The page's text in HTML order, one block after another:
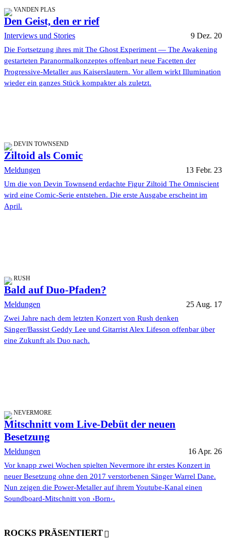
VANDEN PLAS
Den Geist, den er rief
Interviews und Stories 9 Dez. 20
Die Fortsetzung ihres mit The Ghost Experiment — The Awakening
gestarteten Paranormalkonzeptes offenbart neue Facetten der
Progressive-Metaller aus Kaiserslautern. Vor allem wirkt Illumination
wieder ein ganzes Stück kompakter als zuletzt.
DEVIN TOWNSEND
Ziltoid als Comic
Meldungen 13 Febr. 23
Um die von Devin Townsend erdachte Figur Ziltoid The Omniscient
wird eine Comic-Serie entstehen. Die erste Ausgabe erscheint im
April.
RUSH
Bald auf Duo-Pfaden?
Meldungen 25 Aug. 17
Zwei Jahre nach dem letzten Konzert von Rush denken
Sänger/Bassist Geddy Lee und Gitarrist Alex Lifeson offenbar über
eine Zukunft als Duo nach.
NEVERMORE
Mitschnitt vom Live-Debüt der neuen
Besetzung
Meldungen 16 Apr. 26
Vor knapp zwei Wochen spielten Nevermore ihr erstes Konzert in
neuer Besetzung ohne den 2017 verstorbenen Sänger Warrel Dane.
Nun zeigen die Power-Metaller auf ihrem Youtube-Kanal einen
Soundboard-Mitschnitt von ›Born‹.
ROCKS PRÄSENTIERT